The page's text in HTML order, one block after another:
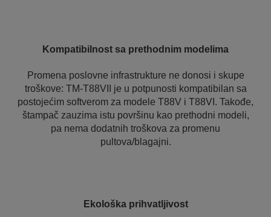
Kompatibilnost sa prethodnim modelima
Promena poslovne infrastrukture ne donosi i skupe
troškove: TM-T88VII je u potpunosti kompatibilan sa
postojećim softverom za modele T88V i T88VI. Takođe,
štampač zauzima istu površinu kao prethodni modeli,
pa nema dodatnih troškova za promenu
pultova/blagajni.
Ekološka prihvatljivost